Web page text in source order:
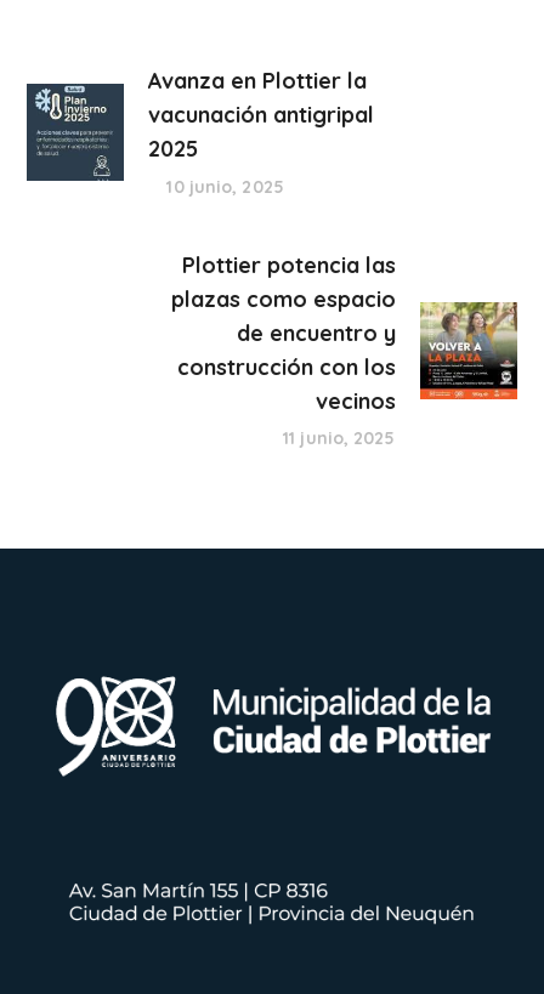
Avanza en Plottier la
vacunación antigripal
2025
10 junio, 2025
Plottier potencia las
plazas como espacio
de encuentro y
construcción con los
vecinos
11 junio, 2025